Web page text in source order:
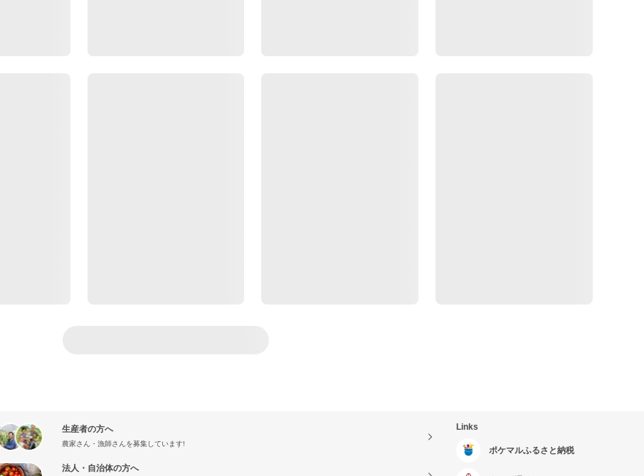
生産者の方へ
農家さん・漁師さんを募集しています!
法人・自治体の方へ
Links
ポケマルふるさと納税